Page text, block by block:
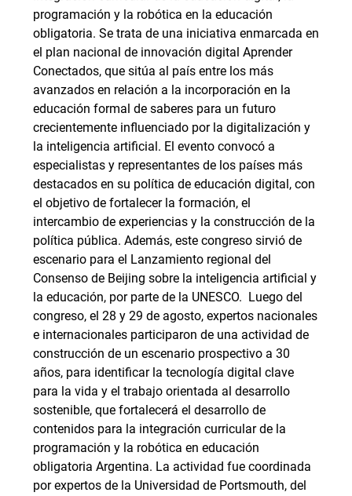
programación y la robótica en la educación
obligatoria. Se trata de una iniciativa enmarcada en
el plan nacional de innovación digital Aprender
Conectados, que sitúa al país entre los más
avanzados en relación a la incorporación en la
educación formal de saberes para un futuro
crecientemente influenciado por la digitalización y
la inteligencia artificial. El evento convocó a
especialistas y representantes de los países más
destacados en su política de educación digital, con
el objetivo de fortalecer la formación, el
intercambio de experiencias y la construcción de la
política pública. Además, este congreso sirvió de
escenario para el Lanzamiento regional del
Consenso de Beijing sobre la inteligencia artificial y
la educación, por parte de la UNESCO. Luego del
congreso, el 28 y 29 de agosto, expertos nacionales
e internacionales participaron de una actividad de
construcción de un escenario prospectivo a 30
años, para identificar la tecnología digital clave
para la vida y el trabajo orientada al desarrollo
sostenible, que fortalecerá el desarrollo de
contenidos para la integración curricular de la
programación y la robótica en educación
obligatoria Argentina. La actividad fue coordinada
por expertos de la Universidad de Portsmouth, del